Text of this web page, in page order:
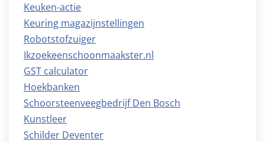
Keuken-actie
Keuring magazijnstellingen
Robotstofzuiger
Ikzoekeenschoonmaakster.nl
GST calculator
Hoekbanken
Schoorsteenveegbedrijf Den Bosch
Kunstleer
Schilder Deventer